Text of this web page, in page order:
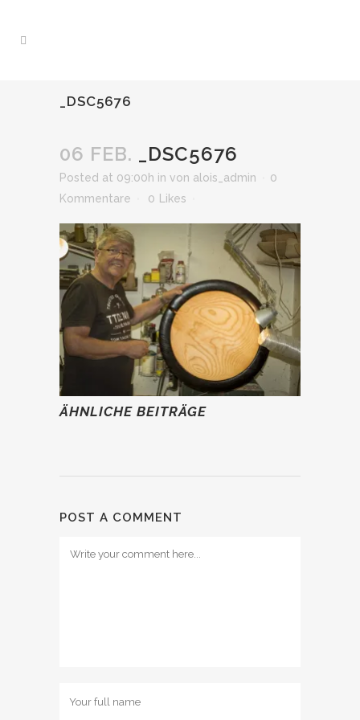
_DSC5676
06 FEB. _DSC5676
Posted at 09:00h in von alois_admin
0
Kommentare
0 Likes
ÄHNLICHE BEITRÄGE
POST A COMMENT